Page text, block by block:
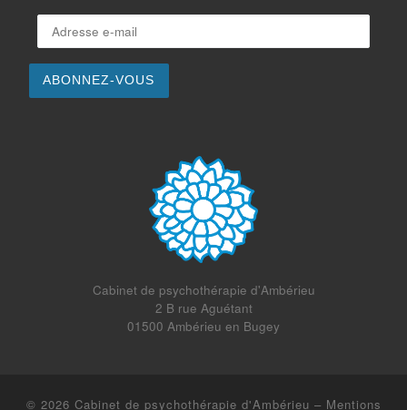
ABONNEZ-VOUS
Cabinet de psychothérapie d'Ambérieu
2 B rue Aguétant
01500 Ambérieu en Bugey
© 2026 Cabinet de psychothérapie d'Ambérieu – Mentions